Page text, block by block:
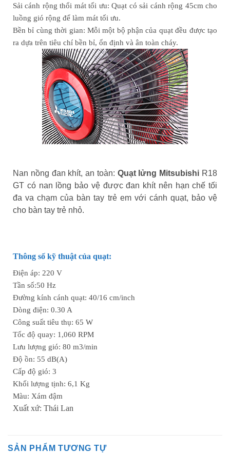
Sải cánh rộng thổi mát tối ưu: Quạt có sải cánh rộng 45cm cho
luồng gió rộng để làm mát tối ưu.
Bền bỉ cùng thời gian: Mỗi một bộ phận của quạt đều được tạo
ra dựa trên tiêu chí bền bỉ, ổn định và ân toàn cháy.
Nan nồng đan khít, an toàn: Quạt lửng Mitsubishi R18
GT có nan lồng bảo vệ được đan khít nên hạn chế tối
đa va chạm của bàn tay trẻ em với cánh quạt, bảo vệ
cho bàn tay trẻ nhỏ.
Thông số kỹ thuật của quạt:
Điện áp: 220 V
Tần số:50 Hz
Đường kính cánh quạt: 40/16 cm/inch
Dòng điện: 0.30 A
Công suất tiêu thụ: 65 W
Tốc độ quay: 1,060 RPM
Lưu lượng gió: 80 m3/min
Độ ồn: 55 dB(A)
Cấp độ gió: 3
Khối lượng tịnh: 6,1 Kg
Màu: Xám đậm
Xuất xứ: Thái Lan
SẢN PHẨM TƯƠNG TỰ